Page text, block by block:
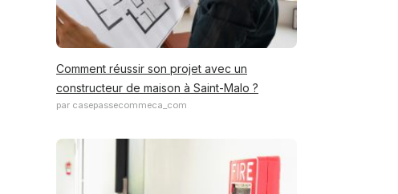
Comment réussir son projet avec un
constructeur de maison à Saint-Malo ?
par casepassecommeca_com